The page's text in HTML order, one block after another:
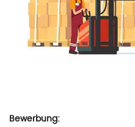
Bewerbung: